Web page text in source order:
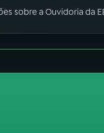
sobre a Ouvidoria da